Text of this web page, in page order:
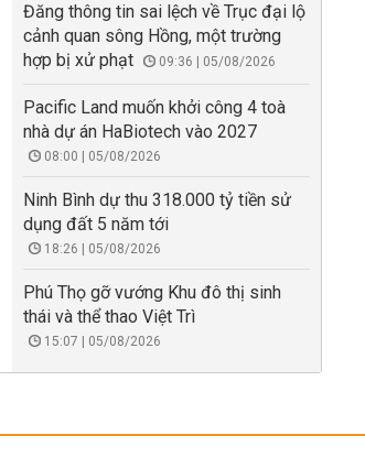
Đăng thông tin sai lệch về Trục đại lộ
cảnh quan sông Hồng, một trường
hợp bị xử phạt
09:36 | 05/08/2026
Pacific Land muốn khởi công 4 toà
nhà dự án HaBiotech vào 2027
08:00 | 05/08/2026
Ninh Bình dự thu 318.000 tỷ tiền sử
dụng đất 5 năm tới
18:26 | 05/08/2026
Phú Thọ gỡ vướng Khu đô thị sinh
thái và thể thao Việt Trì
15:07 | 05/08/2026